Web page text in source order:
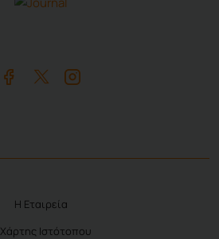
Η Εταιρεία
Χάρτης Ιστότοπου